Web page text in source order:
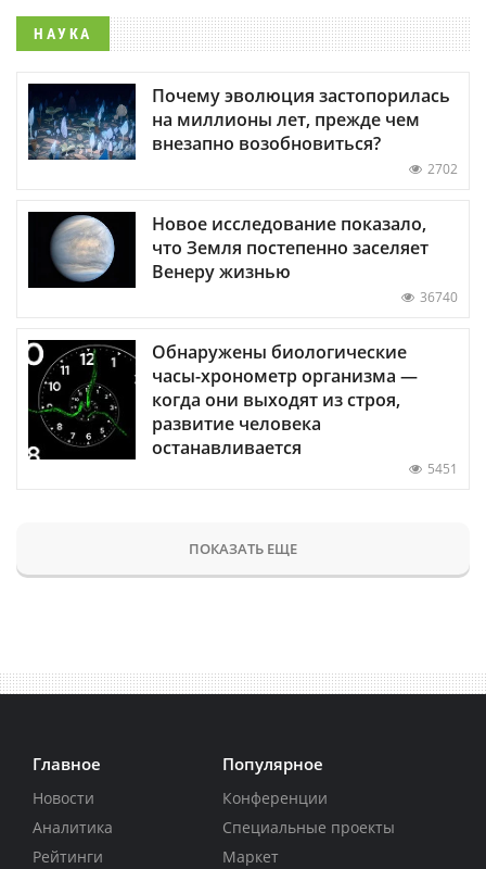
НАУКА
Почему эволюция застопорилась
на миллионы лет, прежде чем
внезапно возобновиться?
2702
Новое исследование показало,
что Земля постепенно заселяет
Венеру жизнью
36740
Обнаружены биологические
часы-хронометр организма —
когда они выходят из строя,
развитие человека
останавливается
5451
ПОКАЗАТЬ ЕЩЕ
Главное
Новости
Аналитика
Рейтинги
Популярное
Конференции
Специальные проекты
Маркет